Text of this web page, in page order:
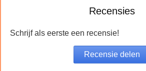
Recensies
Schrijf als eerste een recensie!